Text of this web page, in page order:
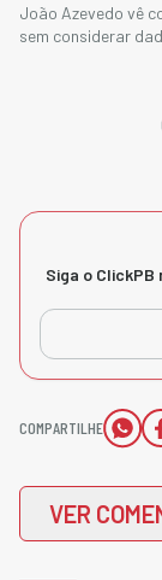
João Azevedo vê
sem considerar
Siga o
COMPARTILHE
VER